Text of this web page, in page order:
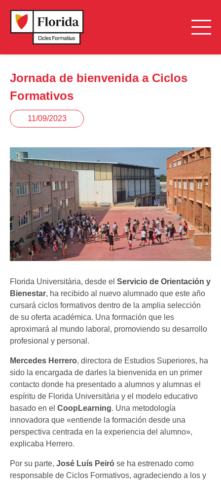
Jornada de bienvenida a Ciclos
Formativos
11/09/2023
Florida Universitària, desde el Servicio de Orientación y
Bienestar, ha recibido al nuevo alumnado que este año
cursará ciclos formativos dentro de la amplia selección
de su oferta académica. Una formación que les
aproximará al mundo laboral, promoviendo su desarrollo
profesional y personal.
Mercedes Herrero, directora de Estudios Superiores, ha
sido la encargada de darles la bienvenida en un primer
contacto donde ha presentado a alumnos y alumnas el
espíritu de Florida Universitària y el modelo educativo
basado en el CoopLearning. Una metodología
innovadora que «entiende la formación desde una
perspectiva centrada en la experiencia del alumno»,
explicaba Herrero.
Por su parte, José Luís Peiró se ha estrenado como
responsable de Ciclos Formativos, agradeciendo a los y